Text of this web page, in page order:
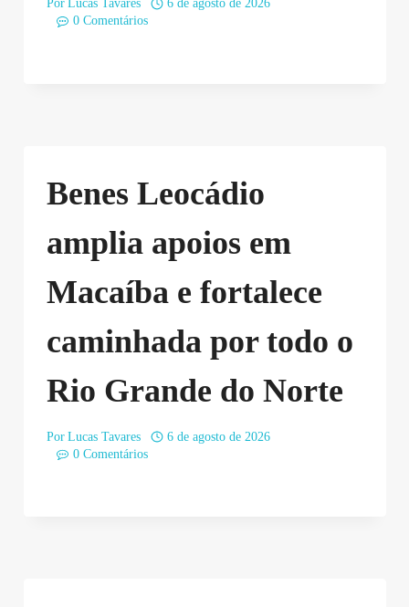
Por Lucas Tavares
6 de agosto de 2026
0 Comentários
Benes Leocádio
amplia apoios em
Macaíba e fortalece
caminhada por todo o
Rio Grande do Norte
Por Lucas Tavares
6 de agosto de 2026
0 Comentários